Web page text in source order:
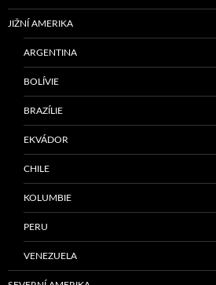
JIŽNÍ AMERIKA
ARGENTINA
BOLÍVIE
BRAZÍLIE
EKVÁDOR
CHILE
KOLUMBIE
PERU
VENEZUELA